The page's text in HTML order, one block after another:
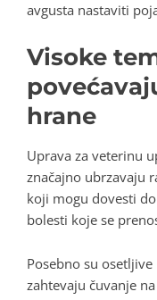
avgusta nastaviti
Visoke
hrane
Uprava za veterinu
značajno ubrzavaju
koji mogu dovesti
bolesti koje se
Posebno su
zahtevaju čuvanje